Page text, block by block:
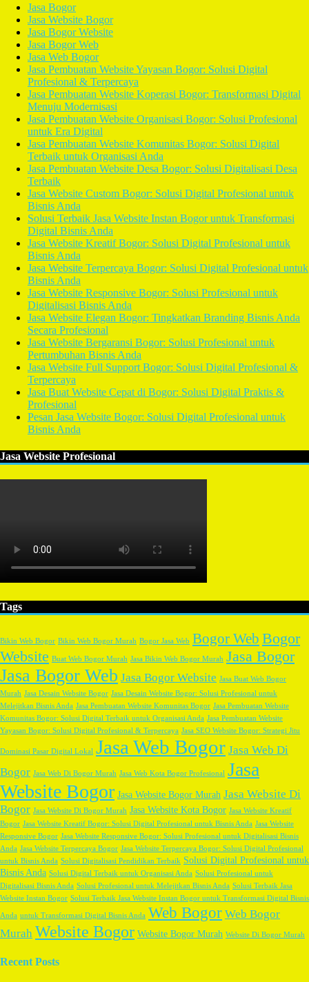
Jasa Bogor
Jasa Website Bogor
Jasa Bogor Website
Jasa Bogor Web
Jasa Web Bogor
Jasa Pembuatan Website Yayasan Bogor: Solusi Digital
Profesional & Terpercaya
Jasa Pembuatan Website Koperasi Bogor: Transformasi Digital
Menuju Modernisasi
Jasa Pembuatan Website Organisasi Bogor: Solusi Profesional
untuk Era Digital
Jasa Pembuatan Website Komunitas Bogor: Solusi Digital
Terbaik untuk Organisasi Anda
Jasa Pembuatan Website Desa Bogor: Solusi Digitalisasi Desa
Terbaik
Jasa Website Custom Bogor: Solusi Digital Profesional untuk
Bisnis Anda
Solusi Terbaik Jasa Website Instan Bogor untuk Transformasi
Digital Bisnis Anda
Jasa Website Kreatif Bogor: Solusi Digital Profesional untuk
Bisnis Anda
Jasa Website Terpercaya Bogor: Solusi Digital Profesional untuk
Bisnis Anda
Jasa Website Responsive Bogor: Solusi Profesional untuk
Digitalisasi Bisnis Anda
Jasa Website Elegan Bogor: Tingkatkan Branding Bisnis Anda
Secara Profesional
Jasa Website Bergaransi Bogor: Solusi Profesional untuk
Pertumbuhan Bisnis Anda
Jasa Website Full Support Bogor: Solusi Digital Profesional &
Terpercaya
Jasa Buat Website Cepat di Bogor: Solusi Digital Praktis &
Profesional
Pesan Jasa Website Bogor: Solusi Digital Profesional untuk
Bisnis Anda
Jasa Website Profesional
Tags
Bikin Web Bogor Bikin Web Bogor Murah Bogor Jasa Web Bogor Web Bogor
Website Buat Web Bogor Murah Jasa Bikin Web Bogor Murah Jasa Bogor
Jasa Bogor Web Jasa Bogor Website Jasa Buat Web Bogor
Murah Jasa Desain Website Bogor Jasa Desain Website Bogor: Solusi Profesional untuk
Melejitkan Bisnis Anda Jasa Pembuatan Website Komunitas Bogor Jasa Pembuatan Website
Komunitas Bogor: Solusi Digital Terbaik untuk Organisasi Anda Jasa Pembuatan Website
Yayasan Bogor: Solusi Digital Profesional & Terpercaya Jasa SEO Website Bogor: Strategi Jitu
Dominasi Pasar Digital Lokal Jasa Web Bogor Jasa Web Di
Bogor Jasa Web Di Bogor Murah Jasa Web Kota Bogor Profesional Jasa
Website Bogor Jasa Website Bogor Murah Jasa Website Di
Bogor Jasa Website Di Bogor Murah Jasa Website Kota Bogor Jasa Website Kreatif
Bogor Jasa Website Kreatif Bogor: Solusi Digital Profesional untuk Bisnis Anda Jasa Website
Responsive Bogor Jasa Website Responsive Bogor: Solusi Profesional untuk Digitalisasi Bisnis
Anda Jasa Website Terpercaya Bogor Jasa Website Terpercaya Bogor: Solusi Digital Profesional
untuk Bisnis Anda Solusi Digitalisasi Pendidikan Terbaik Solusi Digital Profesional untuk
Bisnis Anda Solusi Digital Terbaik untuk Organisasi Anda Solusi Profesional untuk
Digitalisasi Bisnis Anda Solusi Profesional untuk Melejitkan Bisnis Anda Solusi Terbaik Jasa
Website Instan Bogor Solusi Terbaik Jasa Website Instan Bogor untuk Transformasi Digital Bisnis
Anda untuk Transformasi Digital Bisnis Anda Web Bogor Web Bogor
Murah Website Bogor Website Bogor Murah Website Di Bogor Murah
Recent Posts